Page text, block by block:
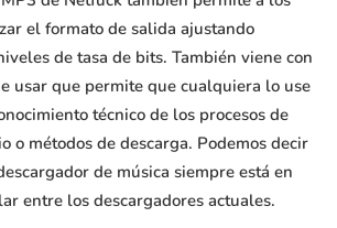
el formato de salida ajustando
de tasa de bits. También viene con
usar que permite que cualquiera lo use
técnico de los procesos de
o métodos de descarga. Podemos decir
de música siempre está en
entre los descargadores actuales.